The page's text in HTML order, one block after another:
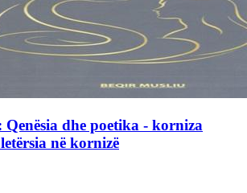
dhe poetika - korniza
në kornizë